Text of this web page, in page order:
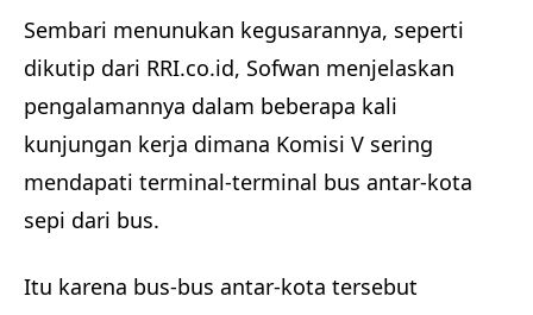
Sembari menunukan kegusarannya, seperti
dikutip dari RRI.co.id, Sofwan menjelaskan
pengalamannya dalam beberapa kali
kunjungan kerja dimana Komisi V sering
mendapati terminal-terminal bus antar-kota
sepi dari bus.
Itu karena bus-bus antar-kota tersebut